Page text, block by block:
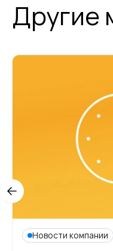
Другие
Новости компании